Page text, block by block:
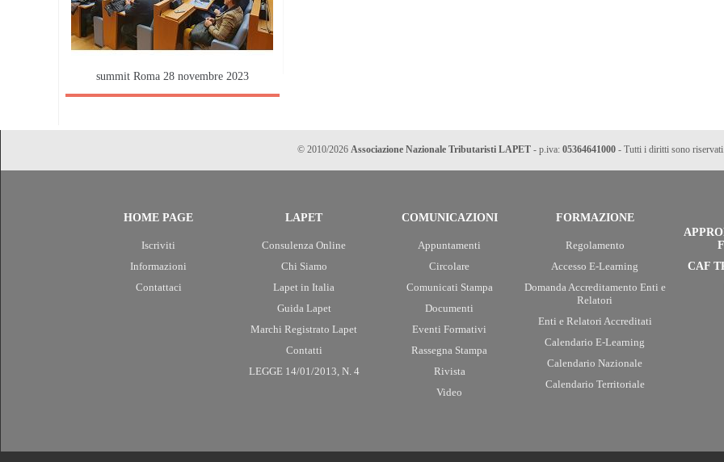
summit Roma 28 novembre 2023
© 2010/2026 Associazione Nazionale Tributaristi LAPET - p.iva: 05364641000 - Tutti i diritti sono riservati.
HOME PAGE
Iscriviti
Informazioni
Contattaci
LAPET
Consulenza Online
Chi Siamo
Lapet in Italia
Guida Lapet
Marchi Registrato Lapet
Contatti
LEGGE 14/01/2013, N. 4
COMUNICAZIONI
Appuntamenti
Circolare
Comunicati Stampa
Documenti
Eventi Formativi
Rassegna Stampa
Rivista
Video
FORMAZIONE
Regolamento
Accesso E-Learning
Domanda Accreditamento Enti e
Relatori
Enti e Relatori Accreditati
Calendario E-Learning
Calendario Nazionale
Calendario Territoriale
CAF